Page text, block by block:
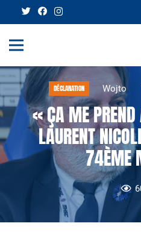
DÉCLARATION Wojto
« ÇA ME
LAURENT
74ÈME